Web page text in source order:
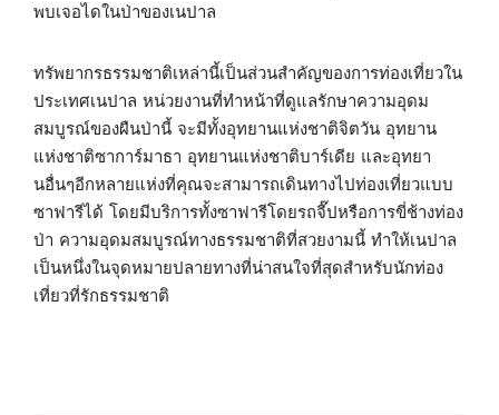
พบเจอไดในป่าของเนปาล
ทรัพยากรธรรมชาติเหล่านี้เป็นส่วนสำคัญของการท่องเที่ยวใน
ประเทศเนปาล หน่วยงานที่ทำหน้าที่ดูแลรักษาความอุดม
สมบูรณ์ของผืนป่านี้ จะมีทั้งอุทยานแห่งชาติจิตวัน อุทยาน
แห่งชาติซาการ์มาธา อุทยานแห่งชาติบาร์เดีย และอุทยา
นอื่นๆอีกหลายแห่งที่คุณจะสามารถเดินทางไปท่องเที่ยวแบบ
ซาฟารีได้ โดยมีบริการทั้งซาฟารีโดยรถจี๊ปหรือการขี่ช้างท่อง
ป่า ความอุดมสมบูรณ์ทางธรรมชาติที่สวยงามนี้ ทำให้เนปาล
เป็นหนึ่งในจุดหมายปลายทางที่น่าสนใจที่สุดสำหรับนักท่อง
เที่ยวที่รักธรรมชาติ